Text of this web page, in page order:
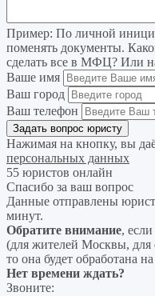
Пример: По личной
поменять документы.
сделать все в МФЦ? Или
Ваше имя
Ваш город
Ваш телефон
Нажимая на кнопку, вы
персональных данных
55 юристов онлайн
Спасибо за ваш вопрос
Данные отправлены
минут.
Обратите внимание,
(для жителей Москвы, для
то она будет обработана
Нет времени ждать?
Звоните: